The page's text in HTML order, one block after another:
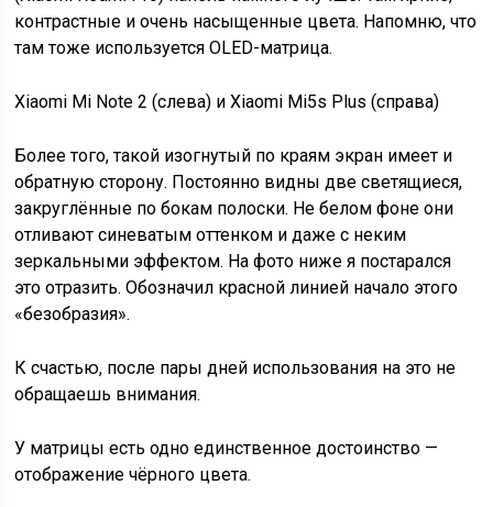
контрастные и очень насыщенные цвета. Напомню, что
там тоже используется OLED-матрица.
Xiaomi Mi Note 2 (слева) и Xiaomi Mi5s Plus (справа)
Более того, такой изогнутый по краям экран имеет и
обратную сторону. Постоянно видны две светящиеся,
закруглённые по бокам полоски. Не белом фоне они
отливают синеватым оттенком и даже с неким
зеркальными эффектом. На фото ниже я постарался
это отразить. Обозначил красной линией начало этого
«безобразия».
К счастью, после пары дней использования на это не
обращаешь внимания.
У матрицы есть одно единственное достоинство —
отображение чёрного цвета.